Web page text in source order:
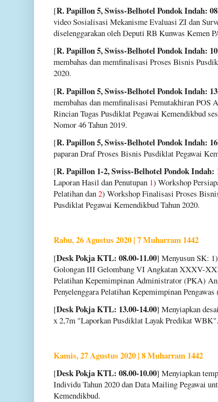
[R. Papillon 5, Swiss-Belhotel Pondok Indah:
video Sosialisasi Mekanisme Evaluasi ZI dan
diselenggarakan oleh Deputi RB Kunwas Kemen
[R. Papillon 5, Swiss-Belhotel Pondok Indah:
membahas dan memfinalisasi Proses Bisnis
2020.
[R. Papillon 5, Swiss-Belhotel Pondok Indah:
membahas dan memfinalisasi Pemutakhiran POS
Rincian Tugas Pusdiklat Pegawai Kemendikbud
Nomor 46 Tahun 2019.
[R. Papillon 5, Swiss-Belhotel Pondok Indah:
paparan Draf Proses Bisnis Pusdiklat Pegawai
[R. Papillon 1-2, Swiss-Belhotel Pondok Indah:
Laporan Hasil dan Penutupan 1) Workshop
Pelatihan dan2) Workshop Finalisasi Proses
Pusdiklat Pegawai Kemendikbud Tahun 2020.
Rabu, 26 Agustus 2020 | 7 Muharram 1442
[Desk Pokja KTL: 08.00-11.00] Menyusun SK:
Golongan III Gelombang VI Angkatan XXXV-
Pelatihan Kepemimpinan Administrator (PKA)
Penyelenggara Pelatihan Kepemimpinan
[Desk Pokja KTL: 13.00-14.00] Menyiapkan
x 2,7m "Laporkan Pusdiklat Layak Predikat WBK".
Kamis, 27 Agustus 2020 | 8 Muharram 1442
[Desk Pokja KTL: 08.00-10.00] Menyiapkan
Individu Tahun 2020 dan Data Mailing Pegawai
Kemendikbud.